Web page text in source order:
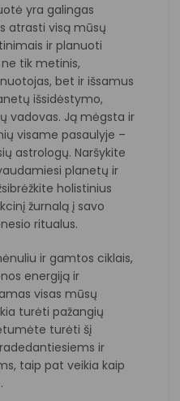
yra galingas
atrasti visą mūsų
ir planuoti
tik metinis,
bet ir išsamus
išsidėstymo,
vadovas. Ją mėgsta ir
visame pasaulyje –
astrologų. Naršykite
planetų ir
holistinius
žurnalą į savo
ritualus.
ir gamtos ciklais,
energiją ir
visas mūsų
turėti pažangių
turėti šį
ir
taip pat veikia kaip